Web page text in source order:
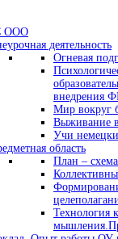
ООО
деятельность
Огневая
внедрения
Мир вокруг
Выживание
Учи
область
План –
Технология